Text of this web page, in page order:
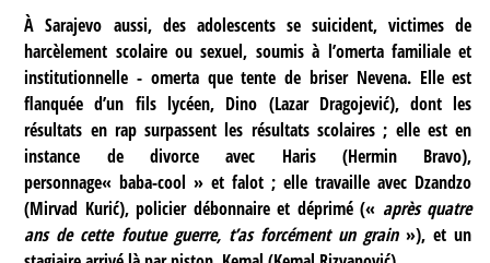
À Sarajevo aussi, des adolescents se suicident, victimes de
harcèlement scolaire ou sexuel, soumis à l’omerta familiale et
institutionnelle - omerta que tente de briser Nevena. Elle est
flanquée d’un fils lycéen, Dino (Lazar Dragojević), dont les
résultats en rap surpassent les résultats scolaires ; elle est en
instance de divorce avec Haris (Hermin Bravo),
personnage« baba-cool » et falot ; elle travaille avec Dzandzo
(Mirvad Kurić), policier débonnaire et déprimé (« après quatre
ans de cette foutue guerre, t’as forcément un grain»), et un